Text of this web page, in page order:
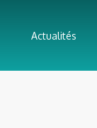
Actualités